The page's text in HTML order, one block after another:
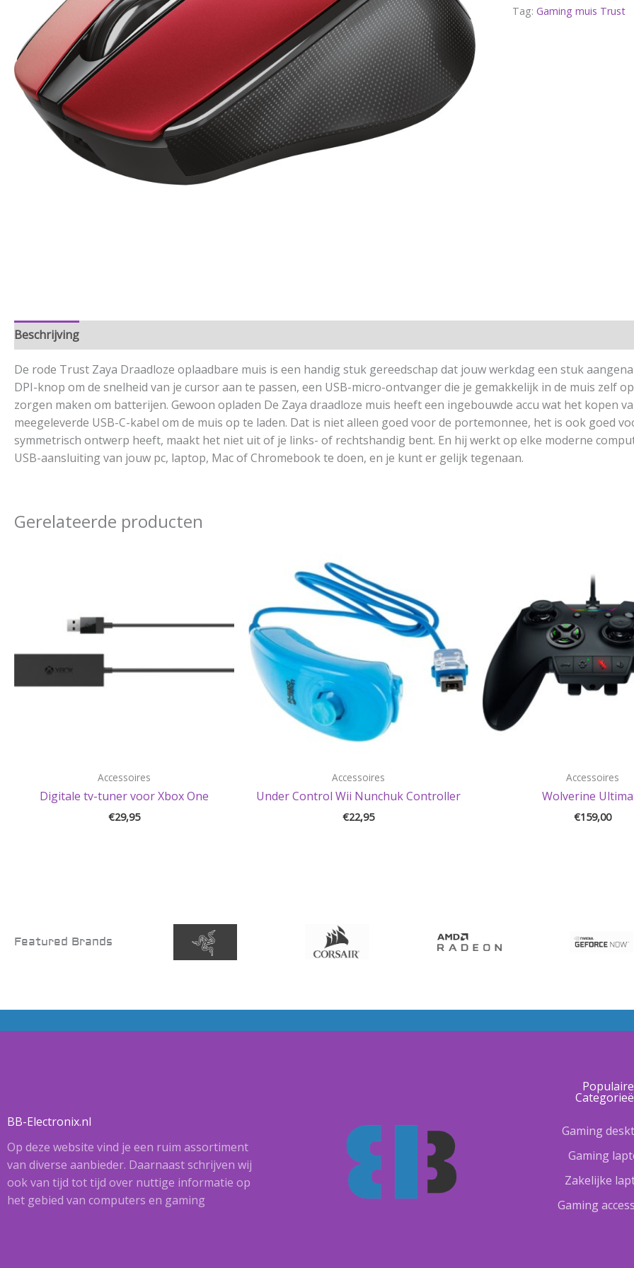
Tag:Gaming muis Trust
Beschrijving
De rode Trust Zaya Draadloze oplaadbare muis is een handig stuk gereedschap dat jouw werkdag een stuk
DPI-knop om de snelheid van je cursor aan te passen, een USB-micro-ontvanger die je gemakkelijk in de muis zelf
zorgen maken om batterijen. Gewoon opladen De Zaya draadloze muis heeft een ingebouwde accu wat het kopen
meegeleverde USB-C-kabel om de muis op te laden. Dat is niet alleen goed voor de portemonnee, het is ook goed
symmetrisch ontwerp heeft, maakt het niet uit of je links- of rechtshandig bent. En hij werkt op elke moderne
USB-aansluiting van jouw pc, laptop, Mac of Chromebook te doen, en je kunt er gelijk tegenaan.
Gerelateerde producten
Accessoires
Digitale tv-tuner voor Xbox One
€29,95
Accessoires
Under Control Wii Nunchuk Controller
€22,95
Accessoires
Wolverine
€159,00
Featured Brands
BB-Electronix.nl
Op deze website vind je een ruim assortiment
van diverse aanbieder. Daarnaast schrijven wij
ook van tijd tot tijd over nuttige informatie op
het gebied van computers en gaming
Populaire
Gaming
Gaming
Zakelijke
Gaming